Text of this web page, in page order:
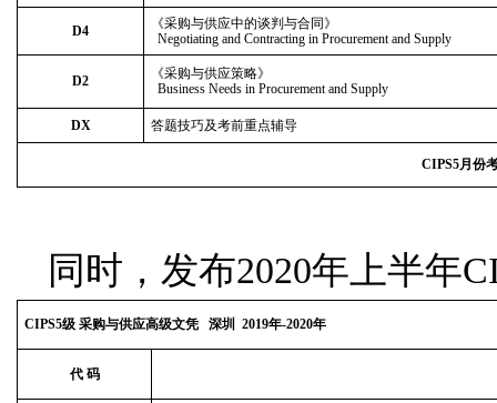
D4
《采购与供应中的谈判与合同》
Negotiating and Contracting in Procurement and Supply
D2
《采购与供应策略》
Business Needs in Procurement and Supply
DX 答题技巧及考前重点辅导
CIPS5月份
同时，发布2020年上半年
CIPS5级 采购与供应高级文凭 深圳 2019年-2020年
代 码